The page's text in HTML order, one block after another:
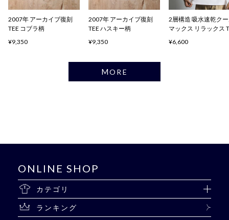
2007年 アーカイブ復刻
TEE コブラ柄
¥9,350
2007年 アーカイブ復刻
TEE ハスキー柄
¥9,350
2層構造 吸水速乾ク
マックス リラックス
¥6,600
MORE
ONLINE SHOP
カテゴリ
ランキング